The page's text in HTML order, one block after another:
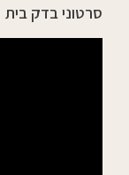
סרטוני בדק בית